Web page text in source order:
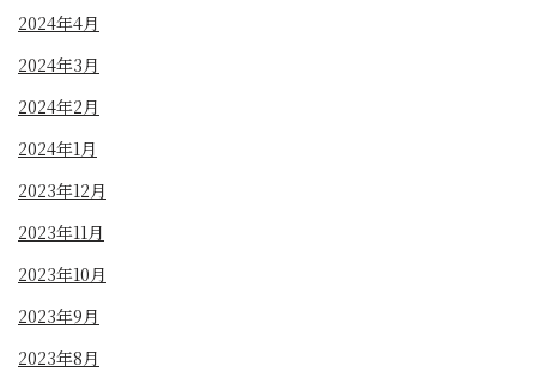
2024年4月
2024年3月
2024年2月
2024年1月
2023年12月
2023年11月
2023年10月
2023年9月
2023年8月